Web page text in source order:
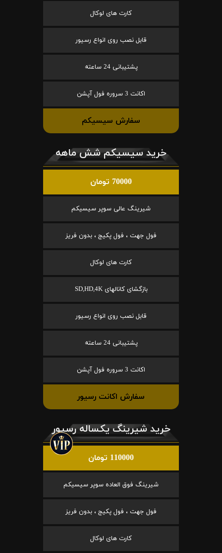
کارت های لوکال
قابل نصب روی انواع رسیور
پشتیبانی 24 ساعته
اکانت 3 سروره فول آپشن
سفارش سیسیکم
خرید سیسیکم شش ماهه
70000 تومان
شیرینگ عالی سوپر سیسیکم
فول جهت ، فول پکیج ، بدون فریز
کارت های لوکال
بازگشای کانالهای SD,HD,4K
قابل نصب روی انواع رسیور
پشتیبانی 24 ساعته
اکانت 3 سروره فول آپشن
سفارش اکانت رسیور
خرید شیرینگ یکساله رسیور
110000 تومان
شیرینگ فوق العاده سوپر سیسیکم
فول جهت ، فول پکیج ، بدون فریز
کارت های لوکال